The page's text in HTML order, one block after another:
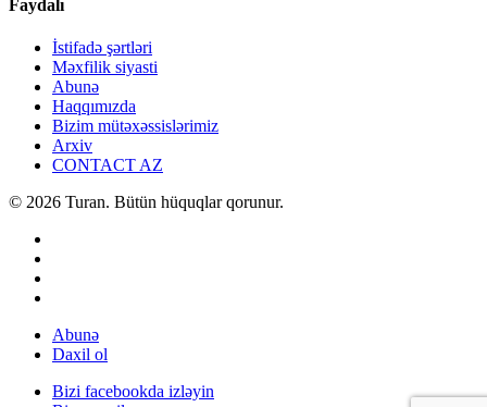
Faydalı
İstifadə şərtləri
Məxfilik siyasti
Abunə
Haqqımızda
Bizim mütəxəssislərimiz
Arxiv
CONTACT AZ
© 2026 Turan. Bütün hüquqlar qorunur.
Abunə
Daxil ol
Bizi facebookda izləyin